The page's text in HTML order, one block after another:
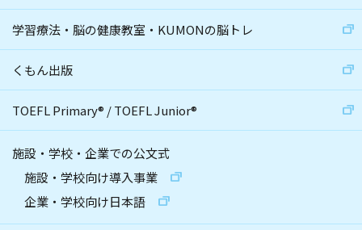
学習療法・脳の健康教室・KUMONの脳トレ
くもん出版
TOEFL Primary® /TOEFL Junior®
施設・学校・企業での公文式
施設・学校向け導入事業
企業・学校向け日本語